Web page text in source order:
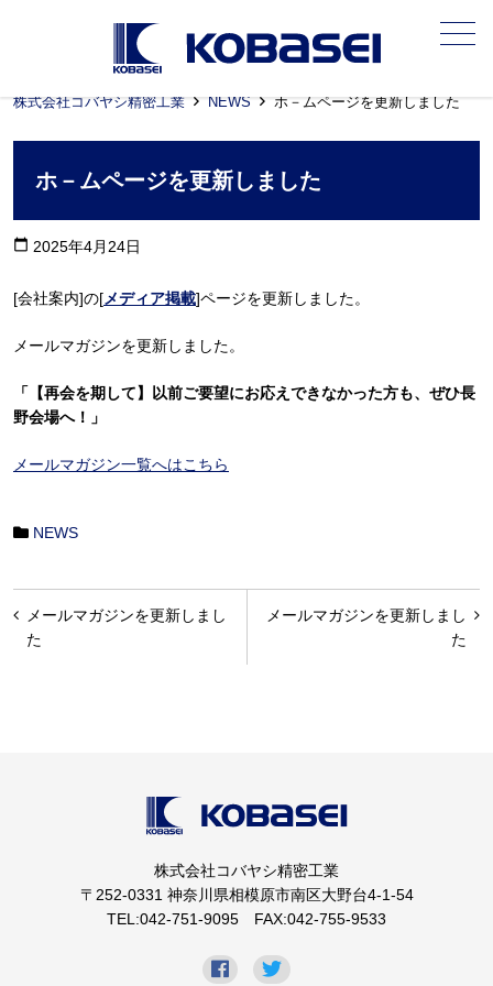
メニュー
株式会社コバヤシ精密工業 NEWS ホ－ムページを更新しました
ホ－ムページを更新しました
calendar_today 2025年4月24日
[会社案内]の[メディア掲載]ページを更新しました。
メールマガジンを更新しました。
「【再会を期して】以前ご要望にお応えできなかった方も、ぜひ長
野会場へ！」
メールマガジン一覧へはこちら
NEWS
投
稿
メールマガジンを更新しまし
た
メールマガジンを更新しまし
た
株式会社コバヤシ精密工業
〒252-0331 神奈川県相模原市南区大野台4-1-54
TEL:042-751-9095 FAX:042-755-9533